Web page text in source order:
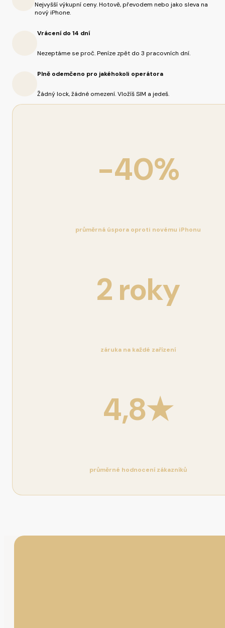
Nejvyšší výkupní ceny. Hotově, převodem nebo jako sleva na
nový iPhone.
Vrácení do 14 dní
Nezeptáme se proč. Peníze zpět do 3 pracovních dní.
Plně odemčeno pro jakéhokoli operátora
Žádný lock, žádné omezení. Vložíš SIM a jedeš.
-40%
průměrná úspora oproti novému iPhonu
2 roky
záruka na každé zařízení
4,8★
průměrné hodnocení zákazníků